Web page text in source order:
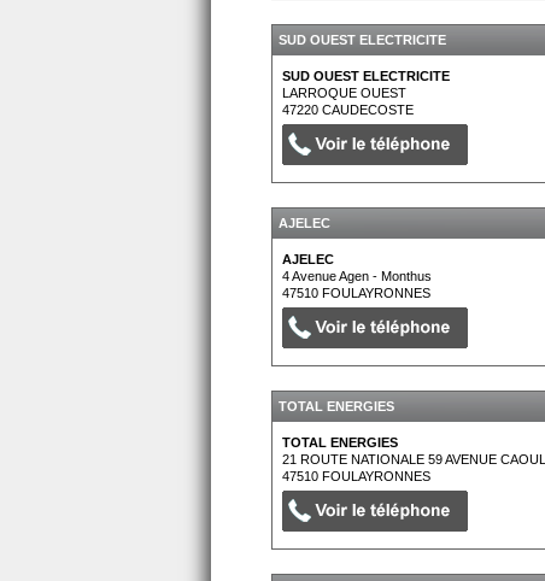
SUD OUEST ELECTRICITE
SUD OUEST ELECTRICITE
LARROQUE OUEST
47220CAUDECOSTE
AJELEC
AJELEC
4 Avenue Agen - Monthus
47510FOULAYRONNES
TOTAL ENERGIES
TOTAL ENERGIES
21 ROUTE NATIONALE 59 AVENUE
47510FOULAYRONNES